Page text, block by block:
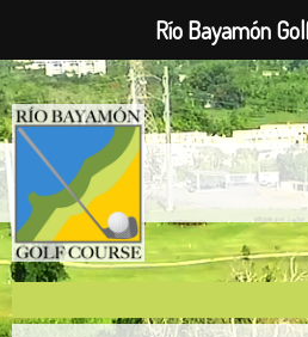
Río Bayamón